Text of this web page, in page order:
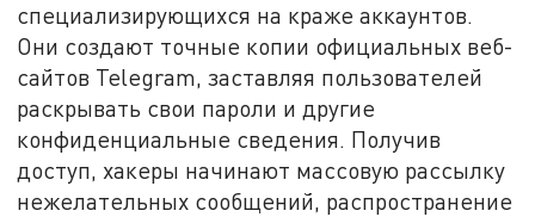
специализирующихся на краже аккаунтов.
Они создают точные копии официальных веб-
сайтов Telegram, заставляя пользователей
раскрывать свои пароли и другие
конфиденциальные сведения. Получив
доступ, хакеры начинают массовую рассылку
нежелательных сообщений, распространение